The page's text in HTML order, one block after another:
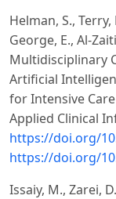
Helman, S.,
George, E., Al-
Multidisciplinary
Artificial
for Intensive
Applied Clinical
https://doi.org/
https://doi.org/
Issaiy, M., Zarei,